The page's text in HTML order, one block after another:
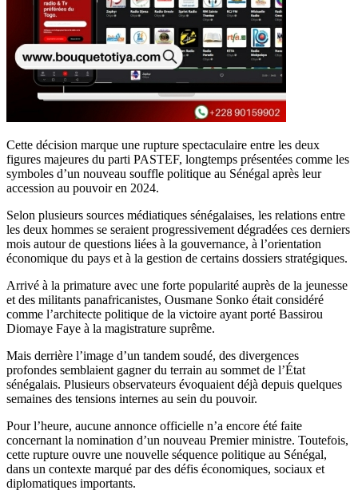
Cette décision marque une rupture spectaculaire entre les deux
figures majeures du parti PASTEF, longtemps présentées comme les
symboles d’un nouveau souffle politique au Sénégal après leur
accession au pouvoir en 2024.
Selon plusieurs sources médiatiques sénégalaises, les relations entre
les deux hommes se seraient progressivement dégradées ces derniers
mois autour de questions liées à la gouvernance, à l’orientation
économique du pays et à la gestion de certains dossiers stratégiques.
Arrivé à la primature avec une forte popularité auprès de la jeunesse
et des militants panafricanistes, Ousmane Sonko était considéré
comme l’architecte politique de la victoire ayant porté Bassirou
Diomaye Faye à la magistrature suprême.
Mais derrière l’image d’un tandem soudé, des divergences
profondes semblaient gagner du terrain au sommet de l’État
sénégalais. Plusieurs observateurs évoquaient déjà depuis quelques
semaines des tensions internes au sein du pouvoir.
Pour l’heure, aucune annonce officielle n’a encore été faite
concernant la nomination d’un nouveau Premier ministre. Toutefois,
cette rupture ouvre une nouvelle séquence politique au Sénégal,
dans un contexte marqué par des défis économiques, sociaux et
diplomatiques importants.